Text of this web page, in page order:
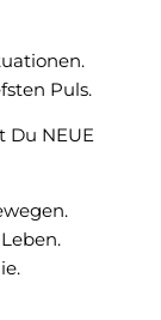
Puls.
Du NEUE